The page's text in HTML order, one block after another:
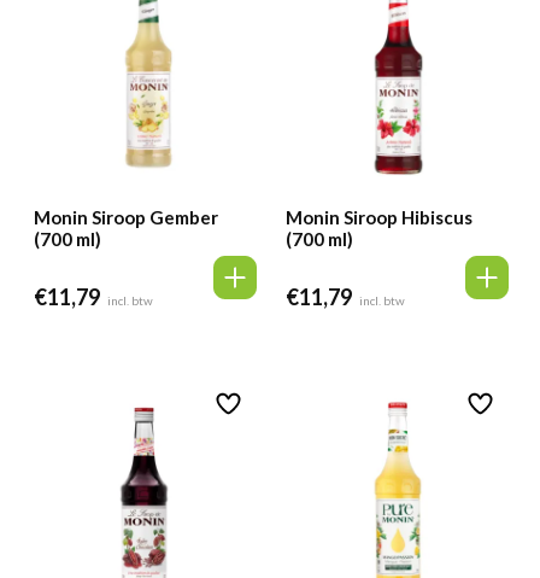
Monin Siroop Gember
(700 ml)
€11,79 incl. btw
Monin Siroop Hibiscus
(700 ml)
€11,79 incl. btw